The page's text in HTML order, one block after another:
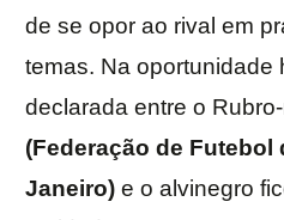
de se opor ao rival em
temas. Na oportunidade
declarada entre o
(Federação de Futebol
Janeiro) e o alvinegro